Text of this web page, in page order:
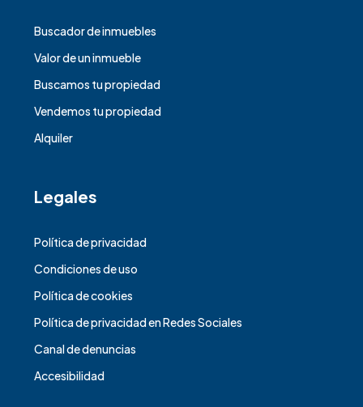
Buscador de inmuebles
Valor de un inmueble
Buscamos tu propiedad
Vendemos tu propiedad
Alquiler
Legales
Política de privacidad
Condiciones de uso
Política de cookies
Política de privacidad en Redes Sociales
Canal de denuncias
Accesibilidad